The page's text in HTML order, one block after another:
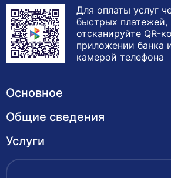
Для оплаты услуг
быстрых платежей,
отсканируйте QR-
приложении банка
камерой телефона
Основное
Курсы
Лицензия
Обучающимся
Общие сведения
Основные сведения
Структура и органы управления
организацией
Услуги
Профессиональная переподготовка